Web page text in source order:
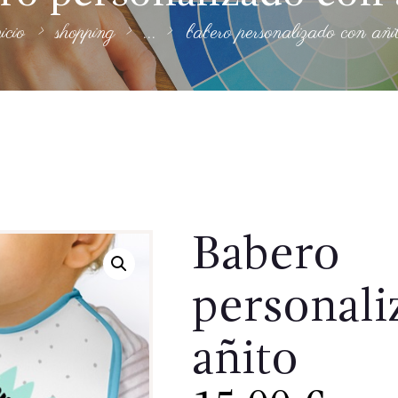
shopping ... babero personalizado con
Babero
añito